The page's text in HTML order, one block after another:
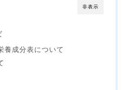
非表示
養成分表について